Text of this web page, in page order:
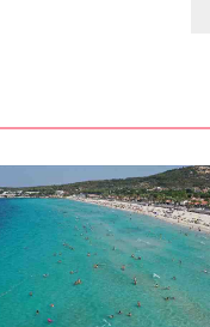
Kırmızı halının
Lively sokaklarda